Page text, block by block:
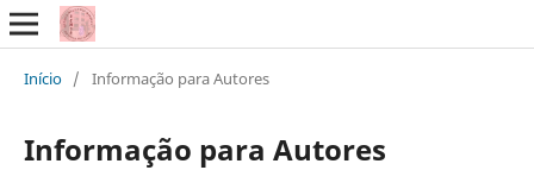
Início / Informação para Autores
Informação para Autores